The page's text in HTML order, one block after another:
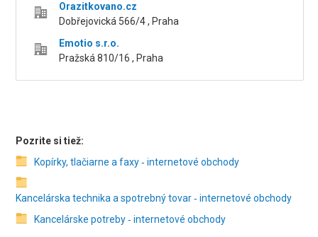
Orazitkovano.cz
Dobřejovická 566/4 , Praha
Emotio s.r.o.
Pražská 810/16 , Praha
Pozrite si tiež:
Kopírky, tlačiarne a faxy ‑ internetové obchody
Kancelárska technika a spotrebný tovar ‑ internetové obchody
Kancelárske potreby ‑ internetové obchody